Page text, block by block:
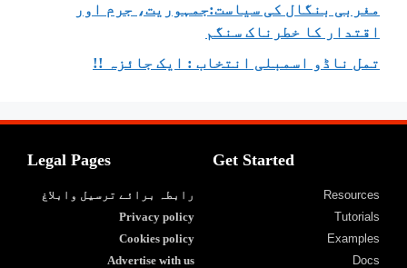
مغربی بنگال کی سیاست:جمہوریت، جرم اور
اقتدار کا خطرناک سنگم
تمل ناڈو اسمبلی انتخاب : ایک جائزہ !!
Get Started
Resources
Tutorials
Examples
Docs
Legal Pages
رابطہ برائے ترسیل وابلاغ
Privacy policy
Cookies policy
Advertise with us